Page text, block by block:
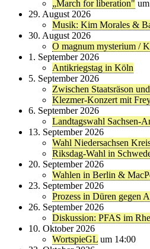
„March for liberation"
29. August 2026
Musik: Kim Morales &
30. August 2026
O magnum mysterium /
1. September 2026
Antikriegstag in Köln
5. September 2026
Zwischen Staatsräson
Klezmer-Konzert mit
6. September 2026
Landtagswahl Sachsen-
13. September 2026
Wahl Niedersachsen
Riksdag-Wahl in
20. September 2026
Wahlen in Berlin &
23. September 2026
Prozess in Düren gegen
26. September 2026
Diskussion: PFAS im
10. Oktober 2026
WortspieGL um 14:00